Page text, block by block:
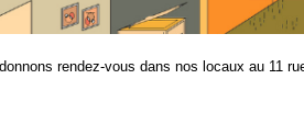
rendez-vous dans nos locaux au 11